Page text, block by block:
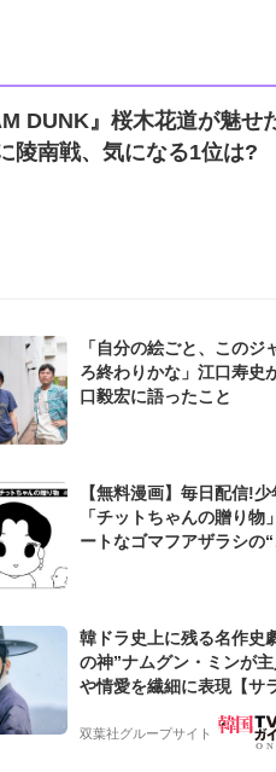
DUNK』桜木花道が魅せ
陵南戦、気になる1位は?
「自分の絵ごと、このジ
ろ終わりかな」江口寿史
口毅宏に語ったこと
【無料漫画】毎日配信!
「チットちゃんの贈り物
ートなゴマフアザラシの
韓ドラ史上に残る名作史
の神”ナムグン・ミンが
や情愛を繊細に表現【サ
双葉社グループサイト